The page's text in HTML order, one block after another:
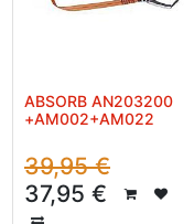
ABSORB AN203200
+AM002+AM022
39,95€
37,95 €